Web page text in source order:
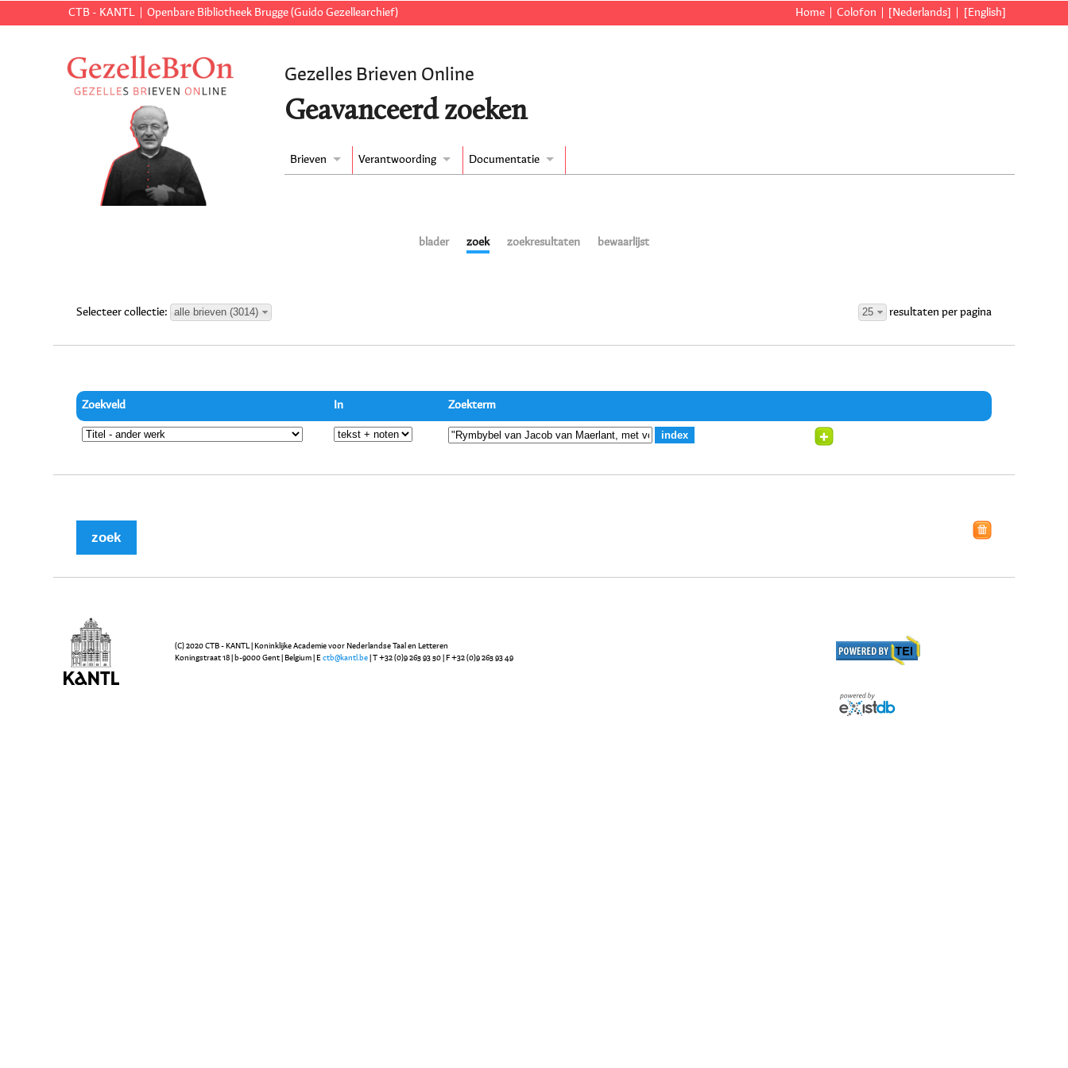
CTB - KANTL Openbare Bibliotheek Brugge (Guido Gezellearchief) Home Colofon [Nederlands] [English]
Gezelles Brieven Online
Geavanceerd zoeken
Brieven Verantwoording Documentatie
blader zoek zoekresultaten bewaarlijst
Selecteer collectie: alle brieven (3014) 25 resultaten per pagina
Zoekveld In Zoekterm
(C) 2020 CTB - KANTL | Koninklijke Academie voor Nederlandse Taal en Letteren
Koningstraat 18 | b-9000 Gent | Belgium | Ectb@kantl.be | T +32 (0)9 265 93 50 | F +32 (0)9 265 93 49